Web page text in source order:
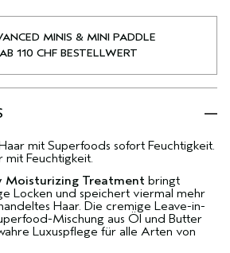
MINIS & MINI PADDLE
110 CHF BESTELLWERT
mit Superfoods sofort Feuchtigkeit.
mit Feuchtigkeit.
Treatment bringt
Locken und speichert viermal mehr
Haar. Die cremige Leave-in-
Mischung aus Öl und Butter
Luxuspflege für alle Arten von